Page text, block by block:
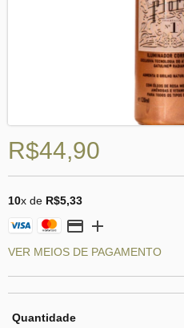
R$44,90
10x de R$5,33
VER MEIOS DE PAGAMENTO
Quantidade